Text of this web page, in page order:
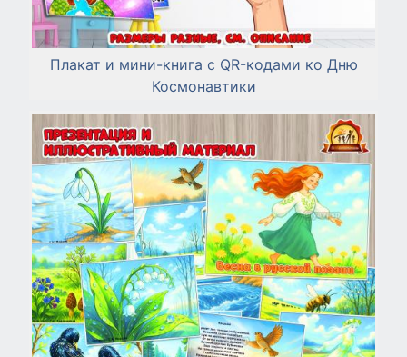
Плакат и мини-книга с QR-кодами ко Дню
Космонавтики